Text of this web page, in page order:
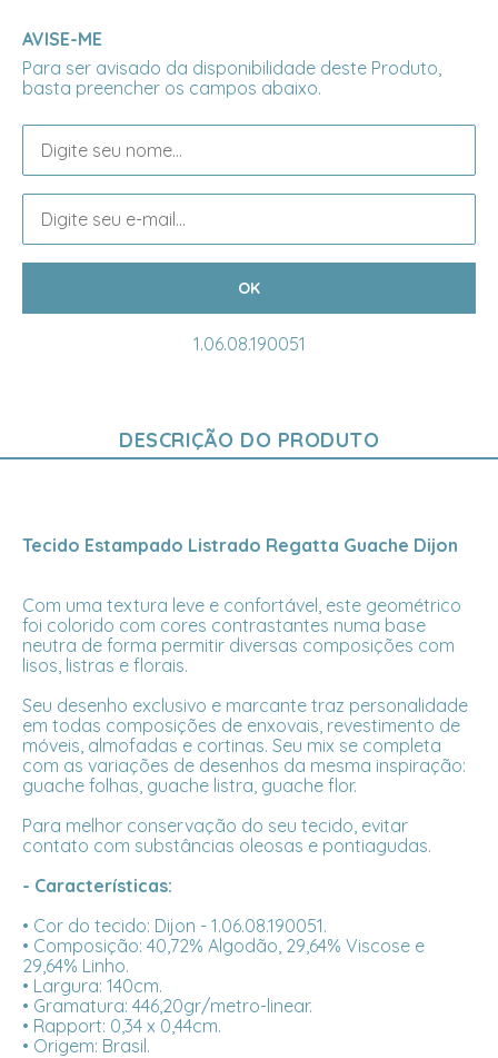
AVISE-ME
Para ser avisado da disponibilidade deste Produto,
basta preencher os campos abaixo.
1.06.08.190051
DESCRIÇÃO DO PRODUTO
Tecido Estampado Listrado Regatta Guache Dijon
Com uma textura leve e confortável, este geométrico
foi colorido com cores contrastantes numa base
neutra de forma permitir diversas composições com
lisos, listras e florais.
Seu desenho exclusivo e marcante traz personalidade
em todas composições de enxovais, revestimento de
móveis, almofadas e cortinas. Seu mix se completa
com as variações de desenhos da mesma inspiração:
guache folhas, guache listra, guache flor.
Para melhor conservação do seu tecido, evitar
contato com substâncias oleosas e pontiagudas.
- Características:
• Cor do tecido: Dijon - 1.06.08.190051.
• Composição: 40,72% Algodão, 29,64% Viscose e
29,64% Linho.
• Largura: 140cm.
• Gramatura: 446,20gr/metro-linear.
• Rapport: 0,34 x 0,44cm.
• Origem: Brasil.